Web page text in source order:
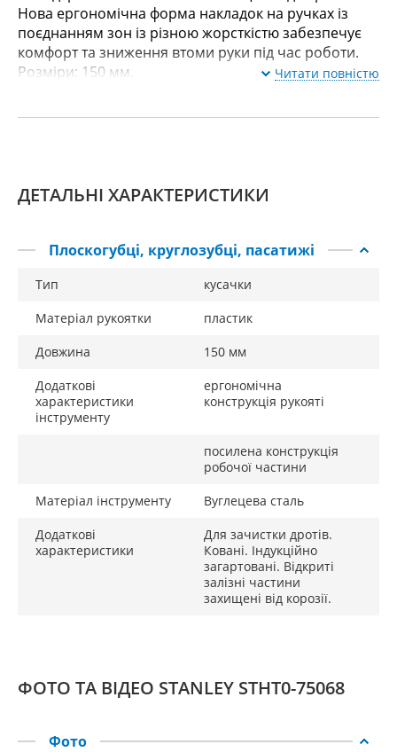
Нова ергономічна форма накладок на ручках із
поєднанням зон із різною жорсткістю забезпечує
комфорт та зниження втоми руки під час роботи.
Розміри: 150 мм.
Читати повністю
ДЕТАЛЬНІ ХАРАКТЕРИСТИКИ
Плоскогубці, круглозубці, пасатижі
Тип
кусачки
Матеріал рукоятки
пластик
Довжина
150 мм
Додаткові
характеристики
інструменту
ергономічна
конструкція рукояті
посилена конструкція
робочої частини
Матеріал інструменту
Вуглецева сталь
Додаткові
характеристики
Для зачистки дротів.
Ковані. Індукційно
загартовані. Відкриті
залізні частини
захищені від корозії.
ФОТО ТА ВІДЕО STANLEY STHT0-75068
Фото